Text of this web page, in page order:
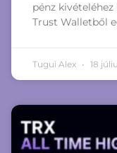
pénz
Trust Walletből
Tugui Alex 18